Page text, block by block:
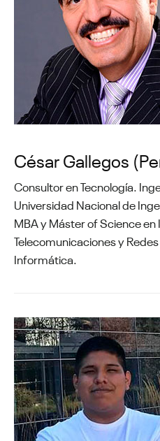
César Gallegos
Consultor en Tecnología.
Universidad Nacional de
MBA y Máster of Science en
Telecomunicaciones y
Informática.